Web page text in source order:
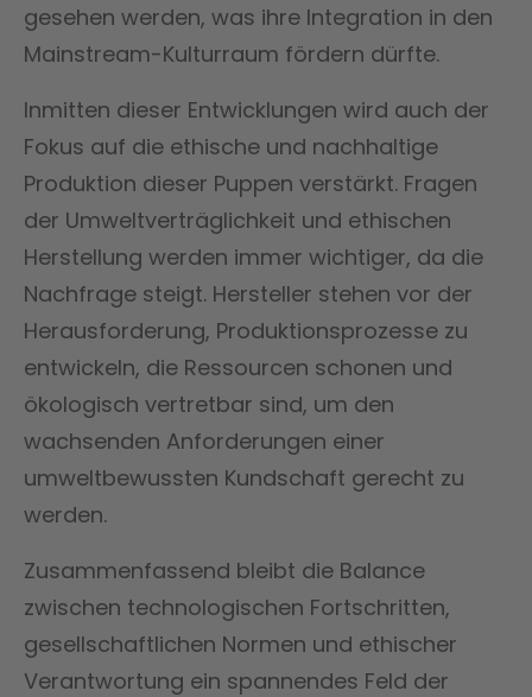
gesehen werden, was ihre Integration in den
Mainstream-Kulturraum fördern dürfte.
Inmitten dieser Entwicklungen wird auch der
Fokus auf die ethische und nachhaltige
Produktion dieser Puppen verstärkt. Fragen
der Umweltverträglichkeit und ethischen
Herstellung werden immer wichtiger, da die
Nachfrage steigt. Hersteller stehen vor der
Herausforderung, Produktionsprozesse zu
entwickeln, die Ressourcen schonen und
ökologisch vertretbar sind, um den
wachsenden Anforderungen einer
umweltbewussten Kundschaft gerecht zu
werden.
Zusammenfassend bleibt die Balance
zwischen technologischen Fortschritten,
gesellschaftlichen Normen und ethischer
Verantwortung ein spannendes Feld der